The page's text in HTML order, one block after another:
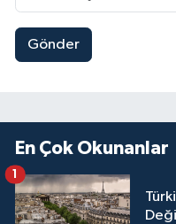
Gönder
En Çok Okunanlar
1